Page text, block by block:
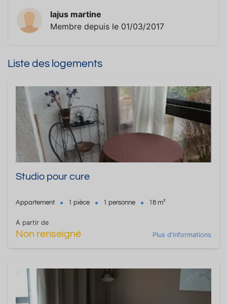
lajus martine
Membre depuis le 01/03/2017
Liste des logements
Studio pour cure
Appartement 1 pièce 1 personne 18 m²
A partir de
Non renseigné Plus d'informations